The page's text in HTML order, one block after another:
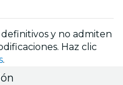
y no admiten
Haz clic
.